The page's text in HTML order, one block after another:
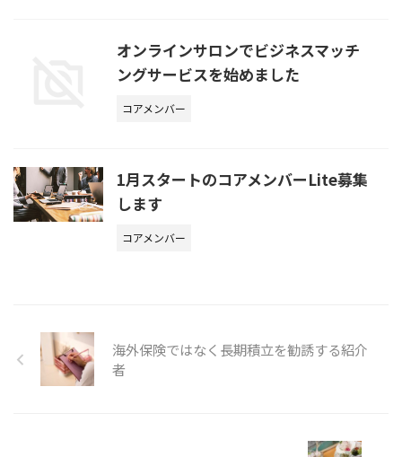
オンラインサロンでビジネスマッチ
ングサービスを始めました
コアメンバー
1月スタートのコアメンバーLite募集
します
コアメンバー
海外保険ではなく長期積立を勧誘する紹介
者